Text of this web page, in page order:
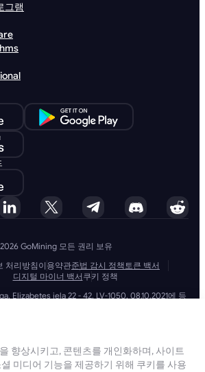
그램
GoMining 모든 권리 보유
처리방침 이용약관준법 감시 정책토큰 백서
디지털 마이너 백서 쿠키 정책
Elizabetes iela 22 - 42, LV-1050, 08.10.2021에 등
Chambers, PO Box 4301, Road Town,
BVI company number: 2110978
Limited, SIA GoMining Latvia 및 BMINE
향상시키고, 콘텐츠를 개인화하며, 사이트
미디어 기능을 제공하기 위해 쿠키를 사용